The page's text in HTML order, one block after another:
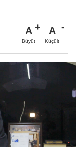
A
Büyüt
A
Küçült